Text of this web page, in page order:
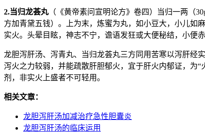
2.当归龙荟丸（《黄帝素问宣明论方》卷四）当归一两（
方加青黛五钱）。上为末，炼蜜为丸，如小豆大，小儿如麻
实火。头晕目眩，神志不宁，谵语发狂或大便秘结，小便赤
龙胆泻肝汤、泻青丸、当归龙荟丸三方同用苦寒以泻肝经
泻火之力较弱，并能疏散肝胆郁火，宜于肝火内郁证，为
剂，非实火上盛者不可轻用。
相关文章：
龙胆泻肝汤加减治疗急性胆囊炎
龙胆泻肝汤的临床运用